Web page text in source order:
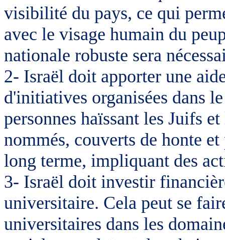
visibilité du pays, ce qui
avec le visage humain du
nationale robuste sera
2- Israël doit apporter une
d'initiatives organisées dans
personnes haïssant les Juifs
nommés, couverts de honte
long terme, impliquant des
3- Israël doit investir
universitaire. Cela peut se
universitaires dans les